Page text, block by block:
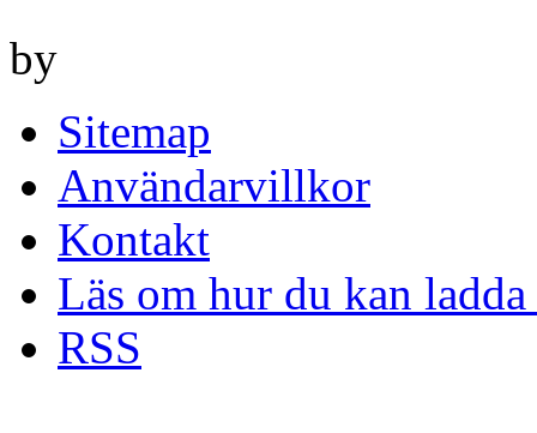
by
Sitemap
Användarvillkor
Kontakt
Läs om hur du kan
RSS